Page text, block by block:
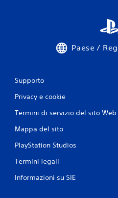
Paese /
Supporto
Privacy e cookie
Termini di servizio del sito Web
Mappa del sito
PlayStation Studios
Termini legali
Informazioni su SIE